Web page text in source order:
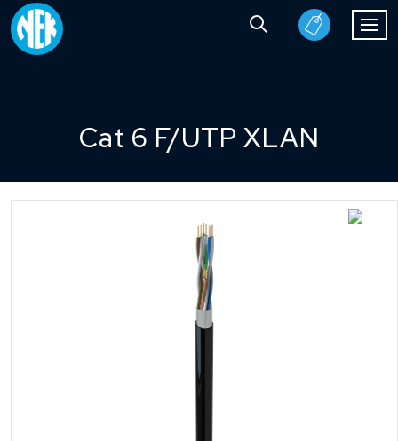
Cat 6 F/UTP XLAN